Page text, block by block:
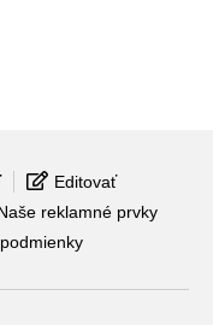
Editovať
reklamné prvky